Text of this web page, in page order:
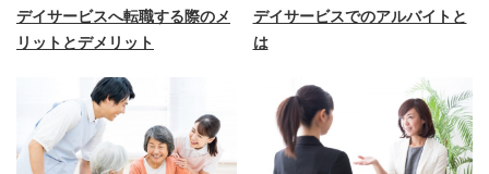
デイサービスへ転職する際のメ
リットとデメリット
デイサービスでのアルバイトと
は